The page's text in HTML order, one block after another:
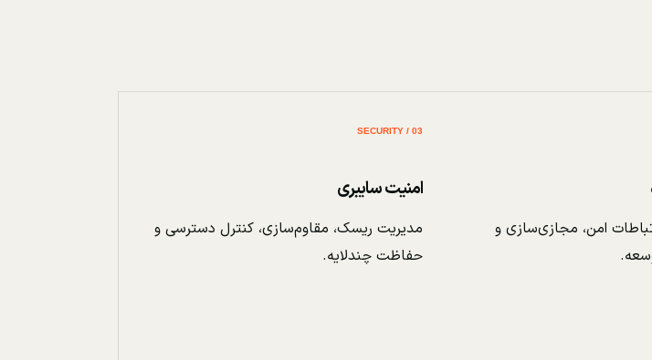
امن، مجازی‌سازی و
03 / SECURITY
امنیت سایبری
مدیریت ریسک، مقاوم‌سازی، کنترل دسترسی و
حفاظت چندلایه.